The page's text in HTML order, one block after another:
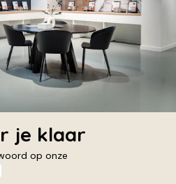
je klaar
op onze